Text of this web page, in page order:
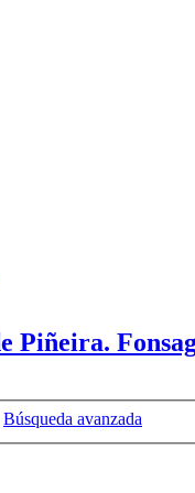
Piñeira.
Búsqueda avanzada